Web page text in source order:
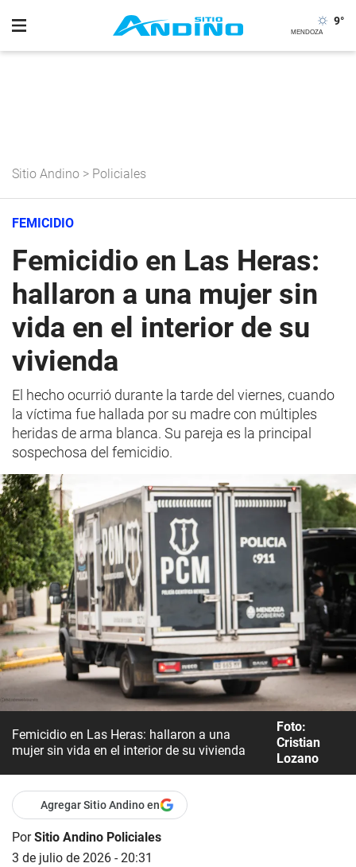
9°
Sitio Andino > Policiales
FEMICIDIO
Femicidio en Las Heras:
hallaron a una mujer sin
vida en el interior de su
vivienda
El hecho ocurrió durante la tarde del viernes, cuando
la víctima fue hallada por su madre con múltiples
heridas de arma blanca. Su pareja es la principal
sospechosa del femicidio.
Femicidio en Las Heras: hallaron a una
mujer sin vida en el interior de su vivienda
Foto:
Cristian
Lozano
Agregar Sitio Andino en
PorSitio Andino Policiales
3 de julio de 2026 - 20:31